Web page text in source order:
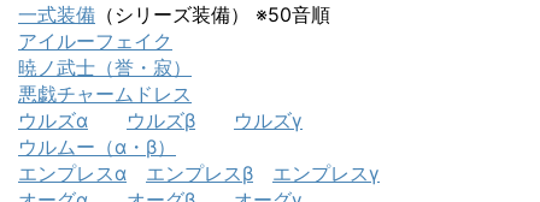
一式装備 （シリーズ装備） ※50音順
アイルーフェイク
暁ノ武士（誉・寂）
悪戯チャームドレス
ウルズα
ウルズβ
ウルズγ
ウルムー（α・β）
エンプレスα
エンプレスβ
エンプレスγ